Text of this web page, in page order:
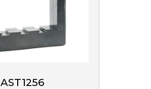
AST1256